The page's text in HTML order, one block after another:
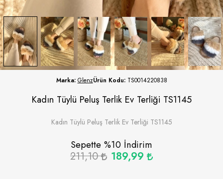
Marka: GlenzÜrün Kodu: TS0014220838
Kadın Tüylü Peluş Terlik Ev Terliği TS1145
Kadın Tüylü Peluş Terlik Ev Terliği TS1145
Sepette %10 İndirim
211,10 189,99